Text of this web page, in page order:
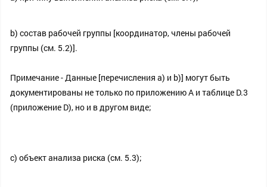
b) состав рабочей группы [координатор, члены рабочей
группы (см. 5.2)].
Примечание - Данные [перечисления а) и b)] могут быть
документированы не только по приложению А и таблице D.3
(приложение D), но и в другом виде;
c) объект анализа риска (см. 5.3);